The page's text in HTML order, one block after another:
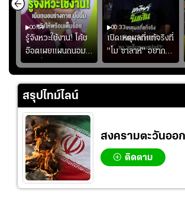
00:54
รู้จังหวะใช้งาน! โค้ช
อ๊อตเผยแผนถนอม
“บุ๋มบิ๋ม” เพื่อรักษา
ร่างกายให้พร้อมที่สุด
00:33
เปิดเหตุผลที่แท้จริงที่
"โม ซาลาห์" อยาก
ย้ายซบ "แทร็บซอนส
ปอร์"
สรุปไทม์ไลน์
สงครามตะวันออ
ติดตาม